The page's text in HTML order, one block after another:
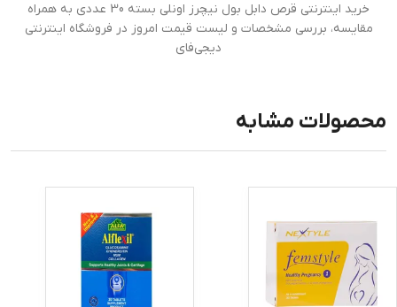
خرید اینترنتی قرص دابل بول نیچرز اونلی بسته 30 عددی به همراه
مقایسه، بررسی مشخصات و لیست قیمت امروز در فروشگاه اینترنتی
دیجی‌فای
محصولات مشابه